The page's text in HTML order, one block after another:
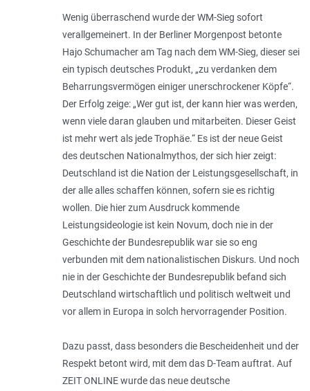
Wenig überraschend wurde der WM-Sieg sofort
verallgemeinert. In der Berliner Morgenpost betonte
Hajo Schumacher am Tag nach dem WM-Sieg, dieser sei
ein typisch deutsches Produkt, „zu verdanken dem
Beharrungsvermögen einiger unerschrockener Köpfe“.
Der Erfolg zeige: „Wer gut ist, der kann hier was werden,
wenn viele daran glauben und mitarbeiten. Dieser Geist
ist mehr wert als jede Trophäe.“ Es ist der neue Geist
des deutschen Nationalmythos, der sich hier zeigt:
Deutschland ist die Nation der Leistungsgesellschaft, in
der alle alles schaffen können, sofern sie es richtig
wollen. Die hier zum Ausdruck kom­mende
Leistungsideologie ist kein Novum, doch nie in der
Geschichte der Bundesrepublik war sie so eng
verbunden mit dem nationalistischen Diskurs. Und noch
nie in der Geschichte der Bundesrepublik befand sich
Deutschland wirtschaftlich und politisch weltweit und
vor allem in Europa in solch hervorragender Position.
Dazu passt, dass besonders die Beschei­denheit und der
Respekt betont wird, mit dem das D-Team auftrat. Auf
ZEIT ONLINE wurde das neue deutsche